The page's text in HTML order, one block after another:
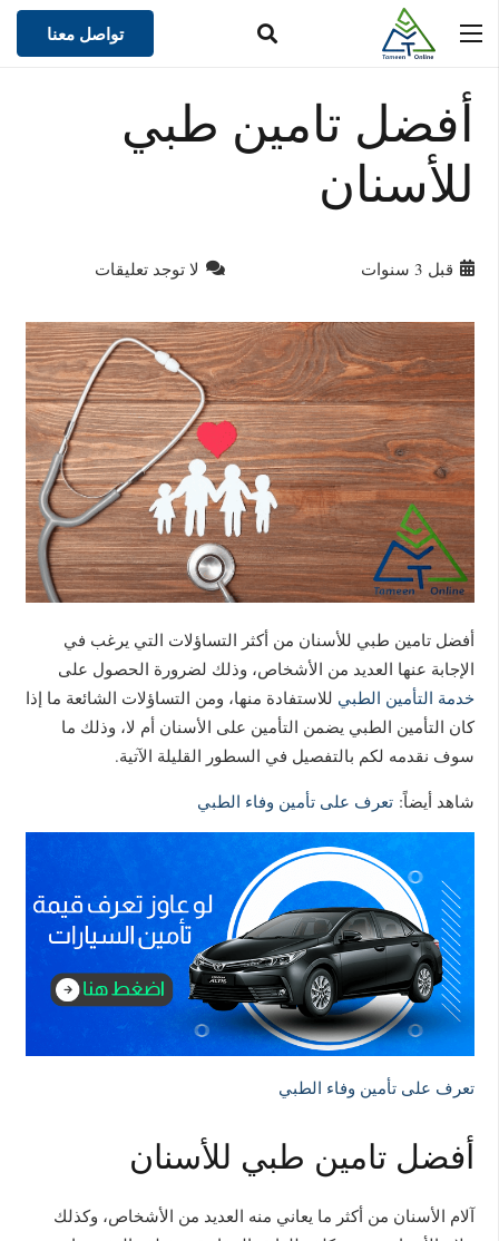
تواصل معنا
أفضل تامين طبي
للأسنان
قبل 3 سنوات لا توجد تعليقات
أفضل تامين طبي للأسنان من أكثر التساؤلات التي يرغب في
الإجابة عنها العديد من الأشخاص، وذلك لضرورة الحصول على
خدمة التأمين الطبي للاستفادة منها، ومن التساؤلات الشائعة ما إذا
كان التأمين الطبي يضمن التأمين على الأسنان أم لا، وذلك ما
سوف نقدمه لكم بالتفصيل في السطور القليلة الآتية.
شاهد أيضاً:تعرف على تأمين وفاء الطبي
تعرف على تأمين وفاء الطبي
أفضل تامين طبي للأسنان
آلام الأسنان من أكثر ما يعاني منه العديد من الأشخاص، وكذلك